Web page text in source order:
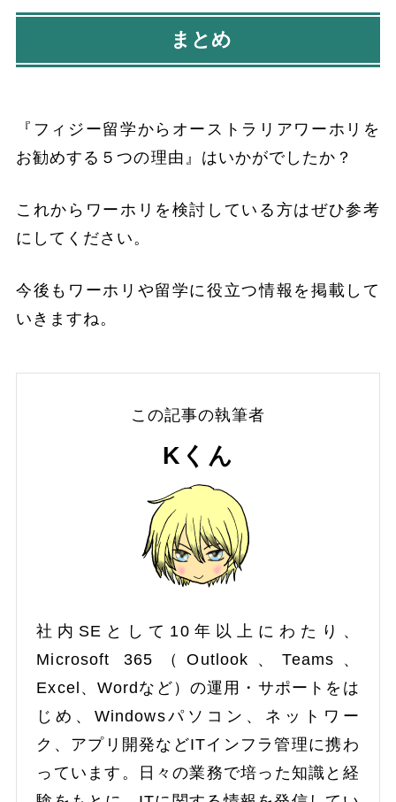
まとめ
『フィジー留学からオーストラリアワーホリを
お勧めする５つの理由』はいかがでしたか？
これからワーホリを検討している方はぜひ参考
にしてください。
今後もワーホリや留学に役立つ情報を掲載して
いきますね。
この記事の執筆者
Kくん
社内SEとして10年以上にわたり、
Microsoft 365（Outlook、Teams、
Excel、Wordなど）の運用・サポートをは
じめ、Windowsパソコン、ネットワー
ク、アプリ開発などITインフラ管理に携わ
っています。日々の業務で培った知識と経